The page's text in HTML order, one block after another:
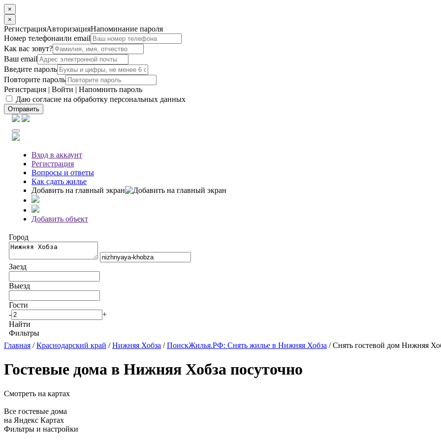
×
×
РегистрацияАвторизацияНапоминание пароля
Номер телефонаили email
Как вас зовут?
Ваш email
Введите пароль
Повторите пароль
Регистрация | Войти | Напомнить пароль
Даю согласие на обработку персональных данных
Отправить
Вход в аккаунт
Регистрация
Вопросы и ответы
Как сдать жилье
Добавить на главный экран
Добавить объект
Город
Заезд
Выезд
Гости
-
+
Найти
Фильтры
Главная /Краснодарский край /Нижняя Хобза /ПоискЖилья.РФ: Снять жилье в Нижняя Хобза / Снять гостевой дом Нижняя
Гостевые дома в Нижняя Хобза посуточно
Смотреть на картах
Все гостевые дома
на Яндекс Картах
Фильтры и настройки